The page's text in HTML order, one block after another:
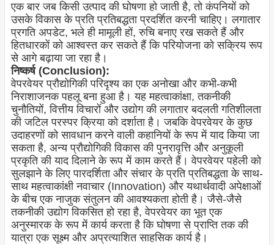
एक बार जब किसी उत्पाद की घोषणा हो जाती है, तो कंपनियों को
उसके विकास के प्रति प्रतिबद्धता प्रदर्शित करनी चाहिए। लगातार
प्रगति अपडेट, भले ही मामूली हों, रुचि बनाए रख सकते हैं और
हितधारकों को आश्वस्त कर सकते हैं कि परियोजना को सक्रिय रूप
से आगे बढ़ाया जा रहा है।
निष्कर्ष (Conclusion):
वेपरवेयर प्रौद्योगिकी परिदृश्य का एक अनोखा और कभी-कभी
निराशाजनक पहलू बना हुआ है। यह महत्वाकांक्षा, तकनीकी
चुनौतियों, वित्तीय विचारों और उद्योग की लगातार बदलती गतिशीलता
की जटिल परस्पर क्रिया को दर्शाता है। जबकि वेपरवेयर के कुछ
उदाहरणों को सावधान करने वाली कहानियों के रूप में याद किया जा
सकता है, अन्य प्रौद्योगिकी विकास की पुनरावृत्ति और अनुकूली
प्रकृति की याद दिलाने के रूप में काम करते हैं। वेपरवेयर पहेली को
सुलझाने के लिए पारदर्शिता और संचार के प्रति प्रतिबद्धता के साथ-
साथ महत्वाकांक्षी नवाचार (Innovation) और यथार्थवादी अपेक्षाओं
के बीच एक नाजुक संतुलन की आवश्यकता होती है। जैसे-जैसे
तकनीकी उद्योग विकसित हो रहा है, वेपरवेयर का भूत एक
अनुस्मारक के रूप में कार्य करता है कि घोषणा से प्राप्ति तक की
यात्रा एक सूक्ष्म और अप्रत्याशित साहसिक कार्य है।